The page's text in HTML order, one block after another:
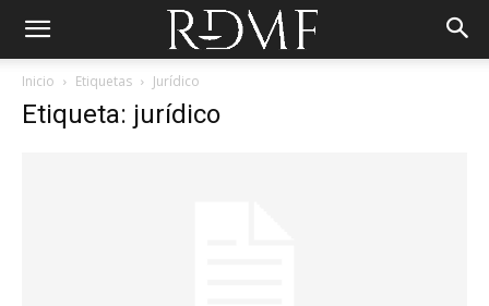
Inicio Etiquetas Jurídico
Etiqueta: jurídico